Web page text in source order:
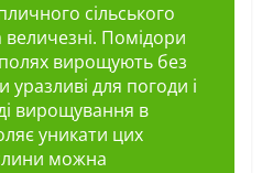
сільського
величезні. Помідори
вирощують без
уразливі для погоди і
вирощування в
уникати цих
можна